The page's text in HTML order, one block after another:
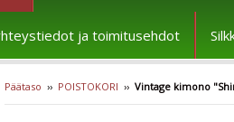
ja toimitusehdot
Päätaso ›› POISTOKORI ›› Vintage kimono